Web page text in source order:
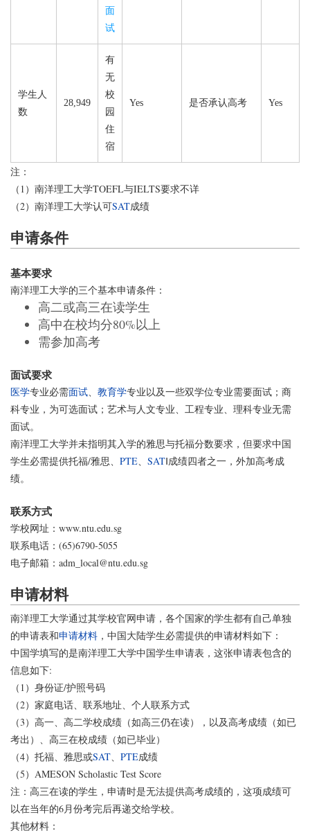
面
试
学生人
数
28,949
有
无
校
园
住
宿
Yes 是否承认高考 Yes
注：
（1）南洋理工大学TOEFL与IELTS要求不详
（2）南洋理工大学认可SAT成绩
申请条件
基本要求
南洋理工大学的三个基本申请条件：
高二或高三在读学生
高中在校均分80%以上
需参加高考
面试要求
医学专业必需面试、 教育学专业以及一些双学位专业需要面试；商
科专业，为可选面试；艺术与人文专业、工程专业、理科专业无需
面试。
南洋理工大学并未指明其入学的雅思与托福分数要求，但要求中国
学生必需提供托福/雅思、 PTE、 SATⅠ成绩四者之一，外加高考成
绩。
联系方式
学校网址：www.ntu.edu.sg
联系电话：(65)6790-5055
电子邮箱：adm_local@ntu.edu.sg
申请材料
南洋理工大学通过其学校官网申请，各个国家的学生都有自己单独
的申请表和申请材料 ，中国大陆学生必需提供的申请材料如下：
中国学填写的是南洋理工大学中国学生申请表，这张申请表包含的
信息如下:
（1）身份证/护照号码
（2）家庭电话、联系地址、个人联系方式
（3）高一、高二学校成绩（如高三仍在读），以及高考成绩（如已
考出）、高三在校成绩（如已毕业）
（4）托福、雅思或SAT PTE成绩
（5）AMESON Scholastic Test Score
注：高三在读的学生，申请时是无法提供高考成绩的，这项成绩可
以在当年的6月份考完后再递交给学校。
其他材料：